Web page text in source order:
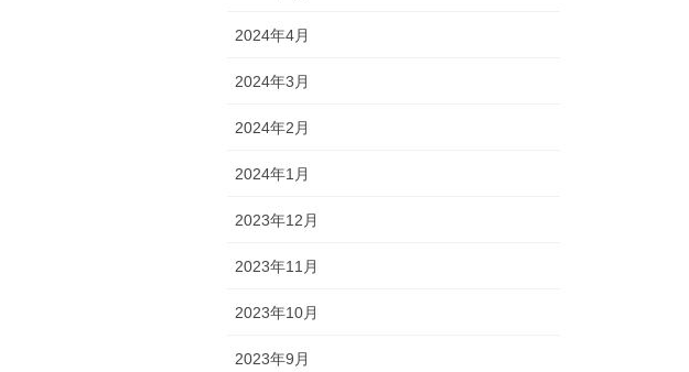
2024年4月
2024年3月
2024年2月
2024年1月
2023年12月
2023年11月
2023年10月
2023年9月